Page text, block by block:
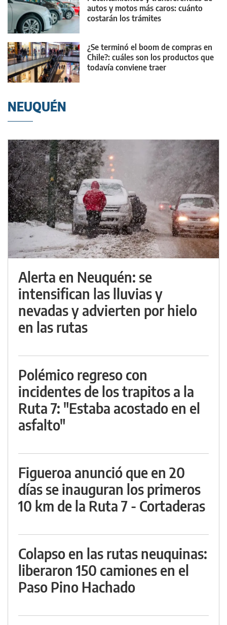
autos y motos más caros: cuánto
costarán los trámites
¿Se terminó el boom de compras en
Chile?: cuáles son los productos que
todavía conviene traer
NEUQUÉN
Alerta en Neuquén: se
intensifican las lluvias y
nevadas y advierten por hielo
en las rutas
Polémico regreso con
incidentes de los trapitos a la
Ruta 7: "Estaba acostado en el
asfalto"
Figueroa anunció que en 20
días se inauguran los primeros
10 km de la Ruta 7 - Cortaderas
Colapso en las rutas neuquinas:
liberaron 150 camiones en el
Paso Pino Hachado